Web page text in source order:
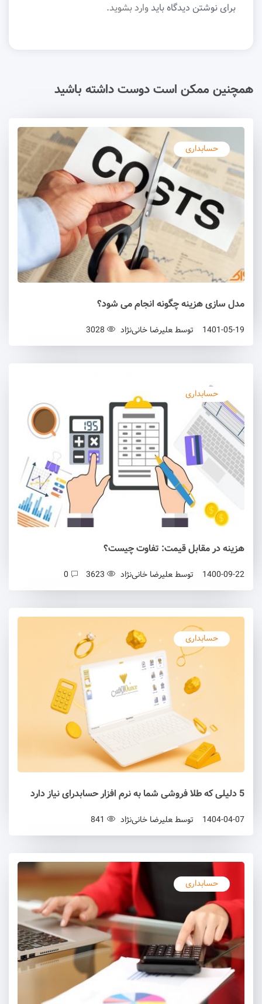
برای نوشتن دیدگاه بایدوارد بشوید.
همچنین ممکن است دوست داشته باشید
حسابداری
مدل سازی هزینه چگونه انجام می شود؟
1401-05-19 توسط علیرضا خانی‌نژاد
حسابداری
هزینه در مقابل قیمت: تفاوت چیست؟
1400-09-22 توسط علیرضا خانی‌نژاد
حسابداری
5 دلیلی که طلا فروشی شما به نرم‌ افزار حسابدرای نیاز دارد
1404-04-07 توسط علیرضا خانی‌نژاد
حسابداری